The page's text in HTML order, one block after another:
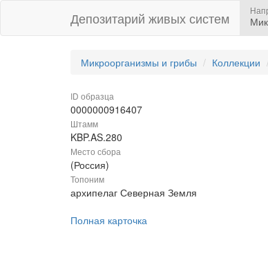
Депозитарий живых систем
Микроорганизмы и грибы Коллекции
ID образца
0000000916407
Штамм
KBP.AS.280
Место сбора
(Россия)
Топоним
архипелаг Северная Земля
Полная карточка